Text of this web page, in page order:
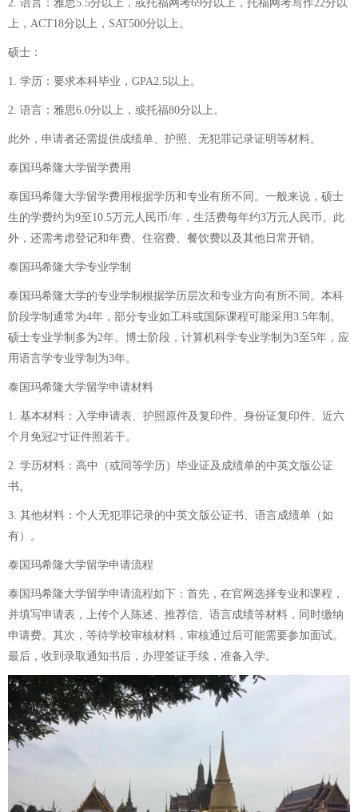
2. 语言：雅思5.5分以上，或托福网考69分以上，托福网考写作22分以
上，ACT18分以上，SAT500分以上。
硕士：
1. 学历：要求本科毕业，GPA2.5以上。
2. 语言：雅思6.0分以上，或托福80分以上。
此外，申请者还需提供成绩单、护照、无犯罪记录证明等材料。
泰国玛希隆大学留学费用
泰国玛希隆大学留学费用根据学历和专业有所不同。一般来说，硕士
生的学费约为9至10.5万元人民币/年，生活费每年约3万元人民币。此
外，还需考虑登记和年费、住宿费、餐饮费以及其他日常开销。
泰国玛希隆大学专业学制
泰国玛希隆大学的专业学制根据学历层次和专业方向有所不同。本科
阶段学制通常为4年，部分专业如工科或国际课程可能采用3.5年制。
硕士专业学制多为2年。博士阶段，计算机科学专业学制为3至5年，应
用语言学专业学制为3年。
泰国玛希隆大学留学申请材料
1. 基本材料：入学申请表、护照原件及复印件、身份证复印件、近六
个月免冠2寸证件照若干。
2. 学历材料：高中（或同等学历）毕业证及成绩单的中英文版公证
书。
3. 其他材料：个人无犯罪记录的中英文版公证书、语言成绩单（如
有）。
泰国玛希隆大学留学申请流程
泰国玛希隆大学留学申请流程如下：首先，在官网选择专业和课程，
并填写申请表，上传个人陈述、推荐信、语言成绩等材料，同时缴纳
申请费。其次，等待学校审核材料，审核通过后可能需要参加面试。
最后，收到录取通知书后，办理签证手续，准备入学。